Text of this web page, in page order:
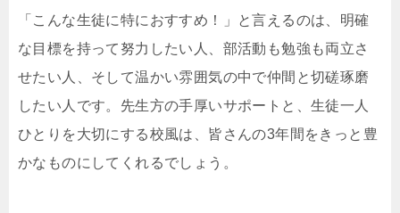
「こんな生徒に特におすすめ！」と言えるのは、明確
な目標を持って努力したい人、部活動も勉強も両立さ
せたい人、そして温かい雰囲気の中で仲間と切磋琢磨
したい人です。先生方の手厚いサポートと、生徒一人
ひとりを大切にする校風は、皆さんの3年間をきっと豊
かなものにしてくれるでしょう。